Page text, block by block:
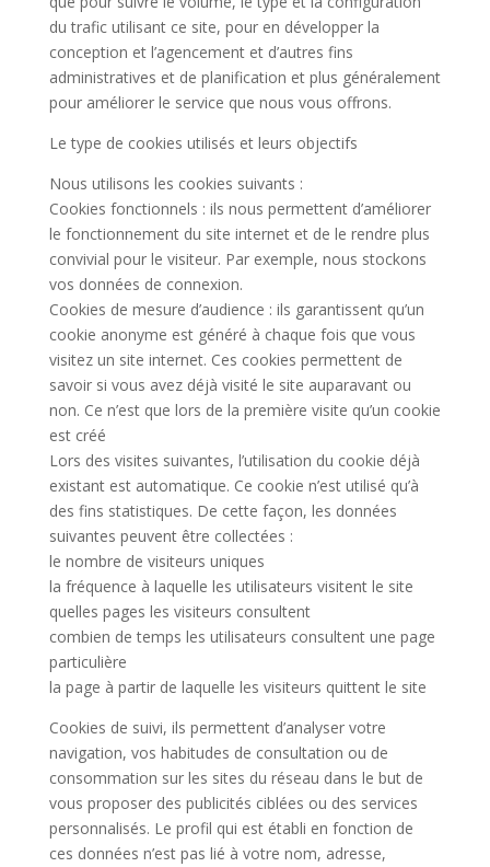
du trafic utilisant ce site, pour en développer la
conception et l’agencement et d’autres fins
administratives et de planification et plus généralement
pour améliorer le service que nous vous offrons.
Le type de cookies utilisés et leurs objectifs
Nous utilisons les cookies suivants :
Cookies fonctionnels : ils nous permettent d’améliorer
le fonctionnement du site internet et de le rendre plus
convivial pour le visiteur. Par exemple, nous stockons
vos données de connexion.
Cookies de mesure d’audience : ils garantissent qu’un
cookie anonyme est généré à chaque fois que vous
visitez un site internet. Ces cookies permettent de
savoir si vous avez déjà visité le site auparavant ou
non. Ce n’est que lors de la première visite qu’un cookie
est créé
Lors des visites suivantes, l’utilisation du cookie déjà
existant est automatique. Ce cookie n’est utilisé qu’à
des fins statistiques. De cette façon, les données
suivantes peuvent être collectées :
le nombre de visiteurs uniques
la fréquence à laquelle les utilisateurs visitent le site
quelles pages les visiteurs consultent
combien de temps les utilisateurs consultent une page
particulière
la page à partir de laquelle les visiteurs quittent le site
Cookies de suivi, ils permettent d’analyser votre
navigation, vos habitudes de consultation ou de
consommation sur les sites du réseau dans le but de
vous proposer des publicités ciblées ou des services
personnalisés. Le profil qui est établi en fonction de
ces données n’est pas lié à votre nom, adresse,